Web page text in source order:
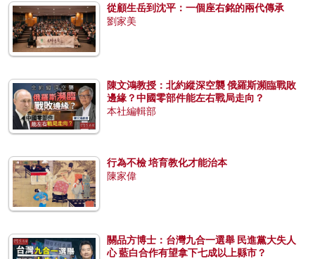
從顧生岳到沈平：一個座右銘的兩代傳承
劉家美
陳文鴻教授：北約縱深空襲 俄羅斯瀕臨戰敗
邊緣？中國零部件能左右戰局走向？
本社編輯部
行為不檢 培育教化才能治本
陳家偉
關品方博士：台灣九合一選舉 民進黨大失人
心 藍白合作有望拿下七成以上縣市？